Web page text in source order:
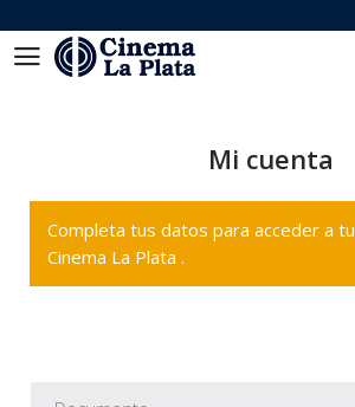
Mi cuenta
Completa tus datos para acceder a
Cinema La Plata .